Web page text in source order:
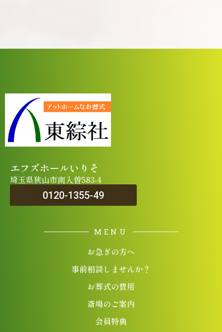
エフズホールいりそ
埼玉県狭山市南入曽583-4
0120-1355-49
MENU
お急ぎの方へ
事前相談しませんか？
お葬式の費用
斎場のご案内
会員特典